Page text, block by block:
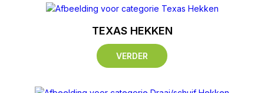
TEXAS HEKKEN
VERDER